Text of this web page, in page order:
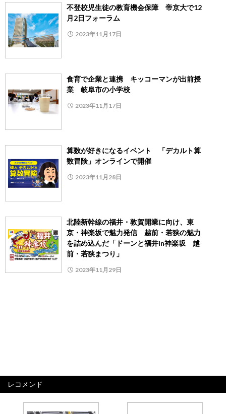
不登校児生徒の教育機会保障 帝京大で12
月2日フォーラム
2023年11月17日
食育で企業と連携 キッコーマンが出前授
業 岐阜市の小学校
2023年11月17日
算数が好きになるイベント 「デカルト算
数冒険」オンラインで開催
2023年11月28日
北陸新幹線の福井・敦賀開業に向け、東
京・神楽坂で魅力発信 越前・若狭の魅力
を詰め込んだ「ドーンと福井in神楽坂 越
前・若狭まつり」
2023年11月29日
レコメンド